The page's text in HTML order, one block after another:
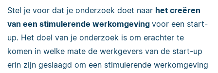
Stel je voor dat je onderzoek doet naar het creëren
van een stimulerende werkomgeving voor een start-
up. Het doel van je onderzoek is om erachter te
komen in welke mate de werkgevers van de start-up
erin zijn geslaagd om een stimulerende werkomgeving